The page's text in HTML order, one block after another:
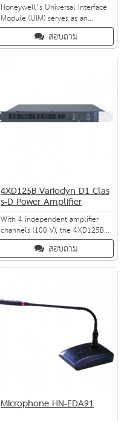
Honeywell’s Universal Interface
Module (UIM) serves as an
interface module for the
Variodyn D1 PAVA system,
connecting to it via its DAL-bus.
be configured as either contact
inputs
สอบถาม
4XD125B Variodyn D1 Clas
s-D Power Amplifier
With 4 independent amplifier
channels (100 V), the 4XD125B
is compatible with the Variodyn
D1 system and controlled by its
DOM4-8 or DOM4-24. The NF
input cable, while the outputs
are connected with the output
สอบถาม
Microphone HN-EDA91